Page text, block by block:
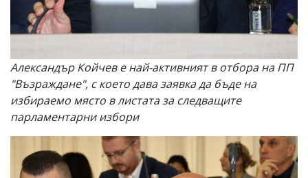
Александър Койчев е най-активният в отбора на ПП
"Възраждане", с което дава заявка да бъде на
избираемо място в листата за следващите
парламентарни избори